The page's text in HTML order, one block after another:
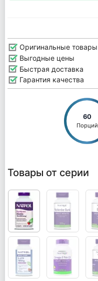
Оригинальные товары
Выгодные цены
Быстрая доставка
Гарантия качества
60
Порций
Товары от серии